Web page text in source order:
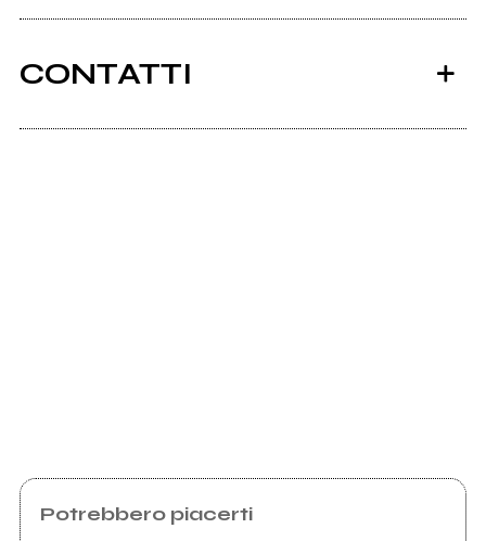
CONTATTI
Potrebbero piacerti